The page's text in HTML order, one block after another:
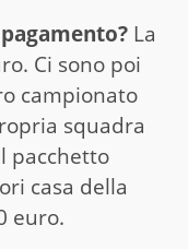
La
Ci sono poi
campionato
squadra
pacchetto
casa della
euro.